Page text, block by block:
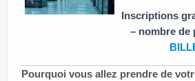
Inscriptions
– nombre de
Pourquoi vous allez prendre de